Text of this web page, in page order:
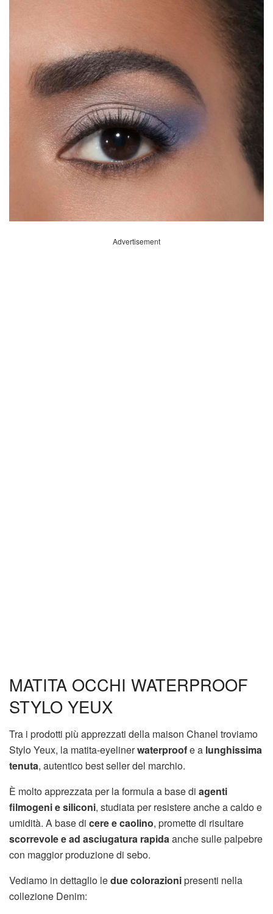
Advertisement
MATITA OCCHI WATERPROOF
STYLO YEUX
Tra i prodotti più apprezzati della maison Chanel troviamo
Stylo Yeux, la matita-eyelinerwaterproofe a lunghissima
tenuta, autentico best seller del marchio.
È molto apprezzata per la formula a base di agenti
filmogeni e siliconi, studiata per resistere anche a caldo e
umidità. A base di cere e caolino, promette di risultare
scorrevole e ad asciugatura rapidaanche sulle palpebre
con maggior produzione di sebo.
Vediamo in dettaglio ledue colorazionipresenti nella
collezione Denim: